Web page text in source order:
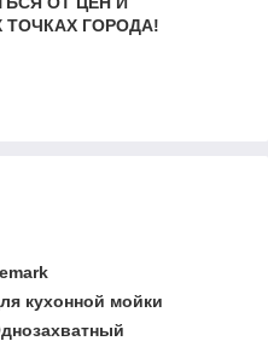
ГОРОДА!
кухонной мойки